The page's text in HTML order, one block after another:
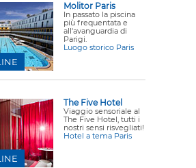
Molitor Paris
In passato la piscina
più frequentata e
all'avanguardia di
Parigi.
Luogo storico Paris
The Five Hotel
Viaggio sensoriale al
The Five Hotel, tutti i
nostri sensi risvegliati!
Hotel a tema Paris